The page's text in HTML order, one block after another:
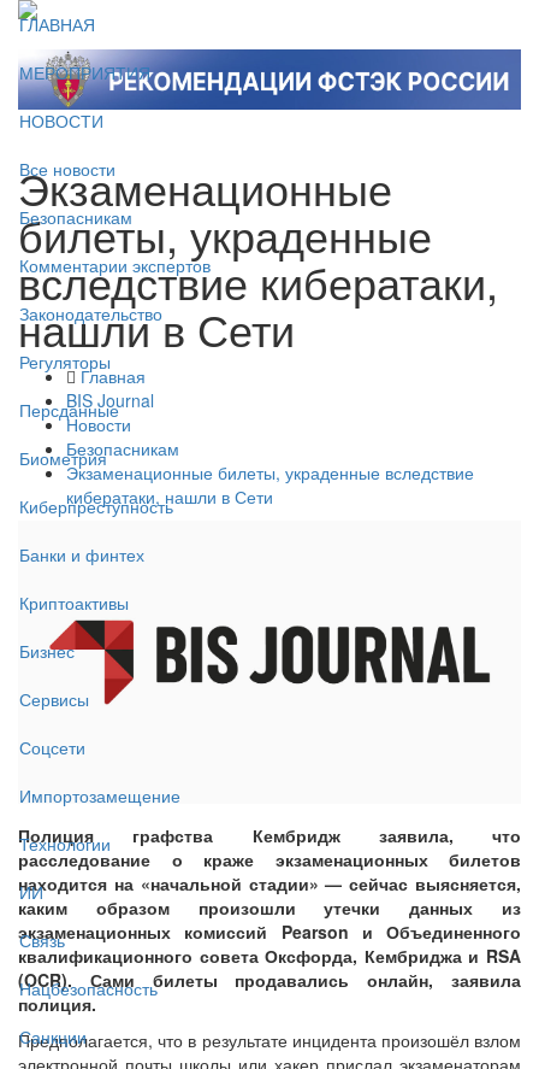
ГЛАВНАЯ
МЕРОПРИЯТИЯ
НОВОСТИ
Все новости
Безопасникам
Комментарии экспертов
Законодательство
Регуляторы
Персданные
Биометрия
Киберпреступность
Банки и финтех
Криптоактивы
Бизнес
Сервисы
Соцсети
Импортозамещение
Технологии
ИИ
Связь
Нацбезопасность
Санкции
Экзаменационные
билеты, украденные
вследствие кибератаки,
нашли в Сети
Главная
BIS Journal
Новости
Безопасникам
Экзаменационные билеты, украденные вследствие
кибератаки, нашли в Сети
Полиция графства Кембридж заявила, что
расследование о краже экзаменационных билетов
находится на «начальной стадии» — сейчас выясняется,
каким образом произошли утечки данных из
экзаменационных комиссий Pearson и Объединенного
квалификационного совета Оксфорда, Кембриджа и RSA
(OCR). Сами билеты продавались онлайн, заявила
полиция.
Предполагается, что в результате инцидента произошёл взлом
электронной почты школы или хакер прислал экзаменаторам